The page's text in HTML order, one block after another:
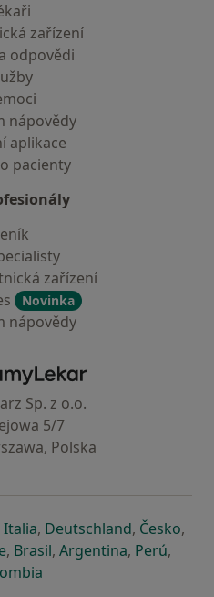
zařízení
odpovědi
nápovědy
aplikace
pacienty
zařízení
Novinka
nápovědy
ZnamyLekar - Hlavní stránka
Sp. z o.o.
5/7
Polska
nové záložce
otevře v nové záložce
Italiase otevře v nové záložce
, Deutschlandse otevře v
, Českose
,
záložce
v nové záložce
se otevře v nové záložce
, Brasilse otevře v nové
, Argentinase otevře v
, Perúse
,